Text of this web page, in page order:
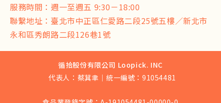
服務時間：週一至週五 9:30－18:00
聯繫地址：臺北市中正區仁愛路二段25號五樓／新北市
永和區秀朗路二段126巷1號
循拾股份有限公司 Loopick. INC
代表人：蔡萁聿｜統一編號：91054481